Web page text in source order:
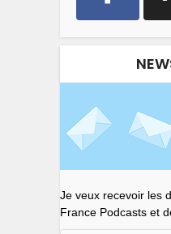
Je veux recevoir les
France Podcasts et